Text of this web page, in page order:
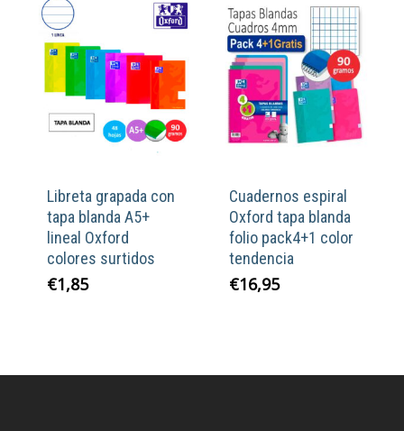
€3,40.
Libreta grapada con
tapa blanda A5+
lineal Oxford
colores surtidos
€1,85
Cuadernos espiral
Oxford tapa blanda
folio pack4+1 color
tendencia
€16,95